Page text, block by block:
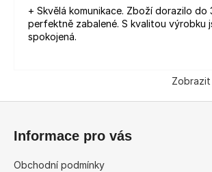
+ Skvělá komunikace. Zboží dorazilo do
perfektně zabalené. S kvalitou výrobku
spokojená.
Informace pro vás
Obchodní podmínky